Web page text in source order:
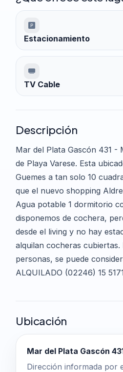
Estacionamiento
TV Cable
Descripción
Mar del Plata Gascón 431
de Playa Varese. Esta
Guemes a tan solo 10
que el nuevo shopping
Agua potable 1 dormitorio
disponemos de cochera,
desde el living y no hay
alquilan cocheras
personas, se puede
ALQUILADO (02246) 15
Ubicación
Mar del Plata Gascón
Dirección informada por